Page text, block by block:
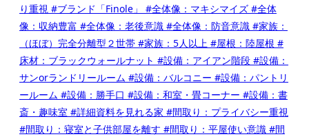
り重視 #ブランド「Finole」 #全体像：マキシマイズ #全体
像：収納豊富 #全体像：老後意識 #全体像：防音意識 #家族：
（ほぼ）完全分離型２世帯 #家族：5人以上 #屋根：陸屋根 #
床材：ブラックウォールナット #設備：アイアン階段 #設備：
サンorランドリールーム #設備：バルコニー #設備：パントリ
ールーム #設備：勝手口 #設備：和室・畳コーナー #設備：書
斎・趣味室 #詳細資料を見れる家 #間取り：プライバシー重視
#間取り：寝室と子供部屋を離す #間取り：平屋使い意識 #間